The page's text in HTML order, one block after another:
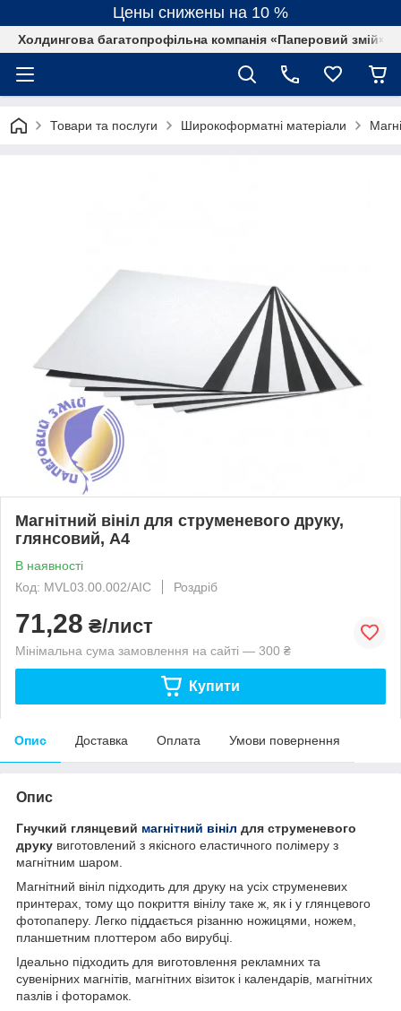
Цены снижены на 10 %
Холдингова багатопрофільна компанія «Паперовий змій»
Товари та послуги Широкоформатні матеріали
Магнітний вініл для струменевого друку,
глянсовий, А4
В наявності
Код: MVL03.00.002/AIC
Роздріб
71,28 ₴/лист
Мінімальна сума замовлення на сайті — 300 ₴
Купити
Опис Доставка Оплата Умови повернення
Опис
Гнучкий глянцевий магнітний вініл для струменевого
друку виготовлений з якісного еластичного полімеру з
магнітним шаром.
Магнітний вініл підходить для друку на усіх струменевих
принтерах, тому що покриття вінілу таке ж, як і у глянцевого
фотопаперу. Легко піддається різанню ножицями, ножем,
планшетним плоттером або вирубці.
Ідеально підходить для виготовлення рекламних та
сувенірних магнітів, магнітних візиток і календарів, магнітних
пазлів і фоторамок.